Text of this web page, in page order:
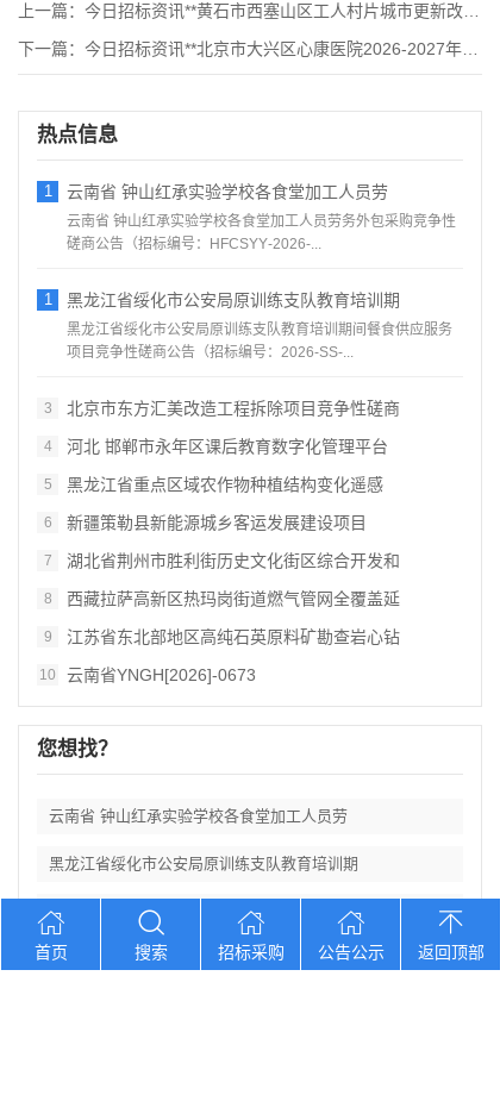
上一篇： 今日招标资讯**黄石市西塞山区工人村片城市更新改造项目(一期
下一篇： 今日招标资讯**北京市大兴区心康医院2026-2027年污水
热点信息
1 云南省 钟山红承实验学校各食堂加工人员劳
云南省 钟山红承实验学校各食堂加工人员劳务外包采购竞争性
磋商公告（招标编号：HFCSYY‑2026‑...
1 黑龙江省绥化市公安局原训练支队教育培训期
黑龙江省绥化市公安局原训练支队教育培训期间餐食供应服务
项目竞争性磋商公告（招标编号：2026‑SS‑...
3 北京市东方汇美改造工程拆除项目竞争性磋商
4 河北 邯郸市永年区课后教育数字化管理平台
5 黑龙江省重点区域农作物种植结构变化遥感
6 新疆策勒县新能源城乡客运发展建设项目
7 湖北省荆州市胜利街历史文化街区综合开发和
8 西藏拉萨高新区热玛岗街道燃气管网全覆盖延
9 江苏省东北部地区高纯石英原料矿勘查岩心钻
10 云南省YNGH[2026]-0673
您想找？
云南省 钟山红承实验学校各食堂加工人员劳
黑龙江省绥化市公安局原训练支队教育培训期
北京市东方汇美改造工程拆除项目竞争性磋商
河北 邯郸市永年区课后教育数字化管理平台
首页 搜索 招标采购 公告公示 返回顶部